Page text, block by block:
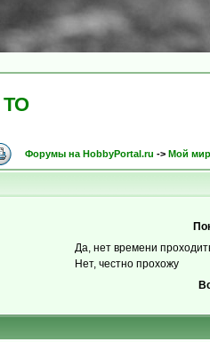
ТО
Форумы на HobbyPortal.ru -> Мой мир
Да, нет времени
Нет, честно прохожу